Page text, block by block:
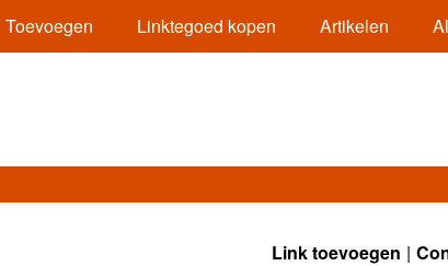
Toevoegen Linktegoed kopen Artikelen
Link toevoegen